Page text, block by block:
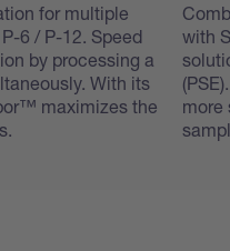
for multiple
6 / P-12. Speed
by processing a
With its
maximizes the
with
more